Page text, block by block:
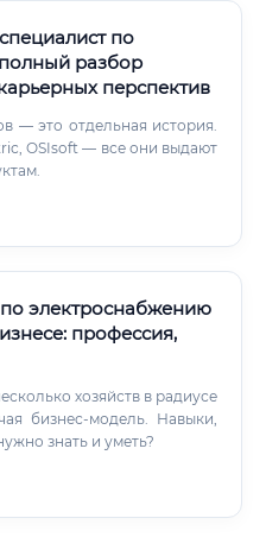
по
разбор
перспектив
— это отдельная история.
OSIsoft — все они выдают
электроснабжению
профессия,
хозяйств в радиусе
бизнес-модель. Навыки,
знать и уметь?